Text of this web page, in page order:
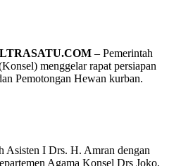
– Pemerintah
menggelar rapat persiapan
Pemotongan Hewan kurban.
Asisten I Drs. H. Amran dengan
Agama Konsel Drs Joko,